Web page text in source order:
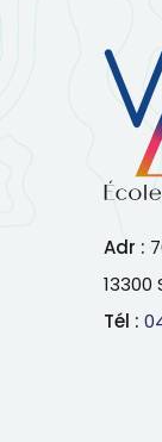
Adr :
Tél :